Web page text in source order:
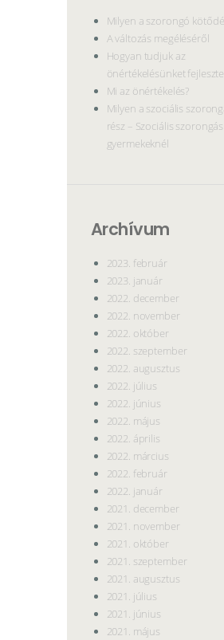
Milyen a szorongó
A változás megéléséről
Hogyan tudjuk az
önértékelésünket
Mi az önértékelés?
Milyen a szociális
rész – Szociális szorongás
gyermekeknél
Archívum
2023. február
2023. január
2022. december
2022. november
2022. október
2022. szeptember
2022. augusztus
2022. július
2022. június
2022. május
2022. április
2022. március
2022. február
2022. január
2021. december
2021. november
2021. október
2021. szeptember
2021. augusztus
2021. július
2021. június
2021. május